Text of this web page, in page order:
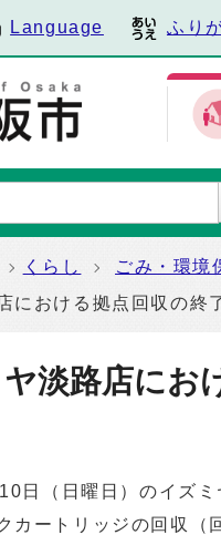
Language ふり
くらし ごみ・環境
における拠点回収の終
淡路店にお
10 日（日曜日）のイズ
カートリッジの回収（